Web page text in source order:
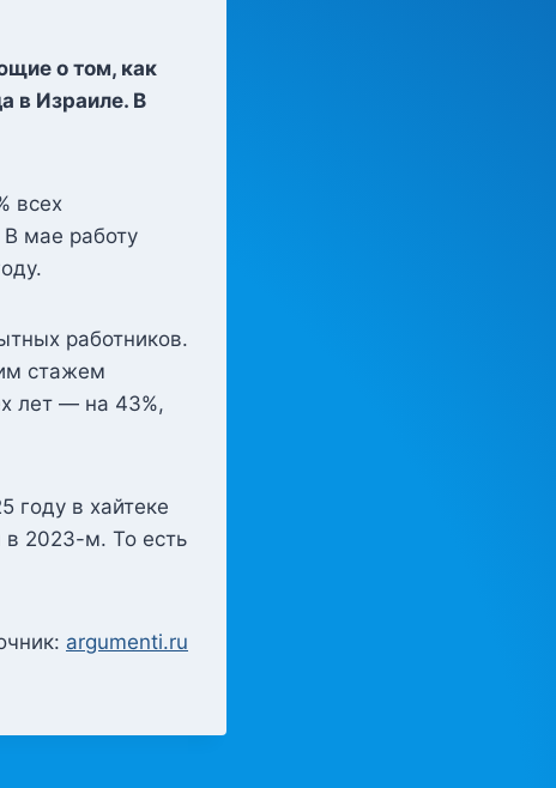
о том, как
в Израиле. В
всех
В мае работу
работников.
стажем
лет — на 43%,
году в хайтеке
в 2023-м. То есть
argumenti.ru